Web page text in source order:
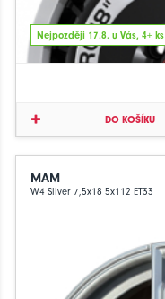
Nejpozději 17.8. u Vás, 4+ ks
DO KOŠÍKU
MAM
W4 Silver 7,5x18 5x112 ET33